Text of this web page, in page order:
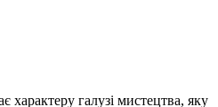
характеру галузі мистецтва, яку